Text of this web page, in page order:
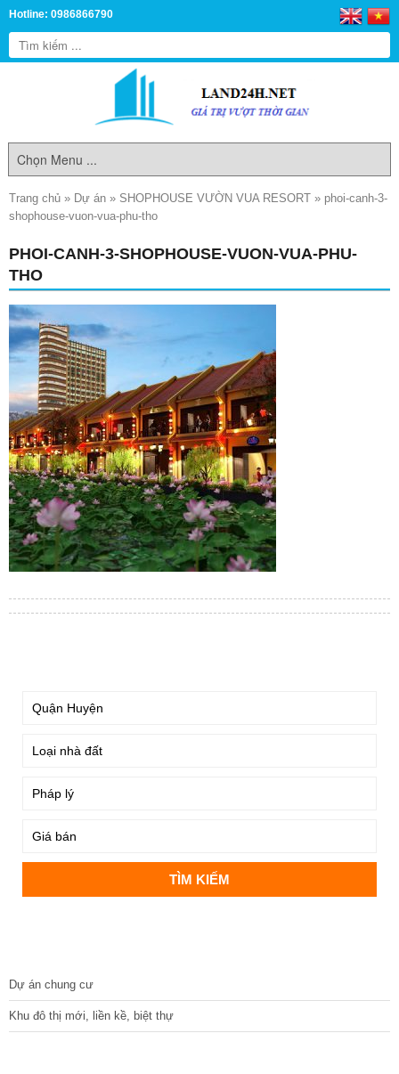
Hotline: 0986866790
Trang chủ » Dự án » SHOPHOUSE VƯỜN VUA RESORT » phoi-canh-3-
shophouse-vuon-vua-phu-tho
PHOI-CANH-3-SHOPHOUSE-VUON-VUA-PHU-
THO
Dự án chung cư
Khu đô thị mới, liền kề, biệt thự